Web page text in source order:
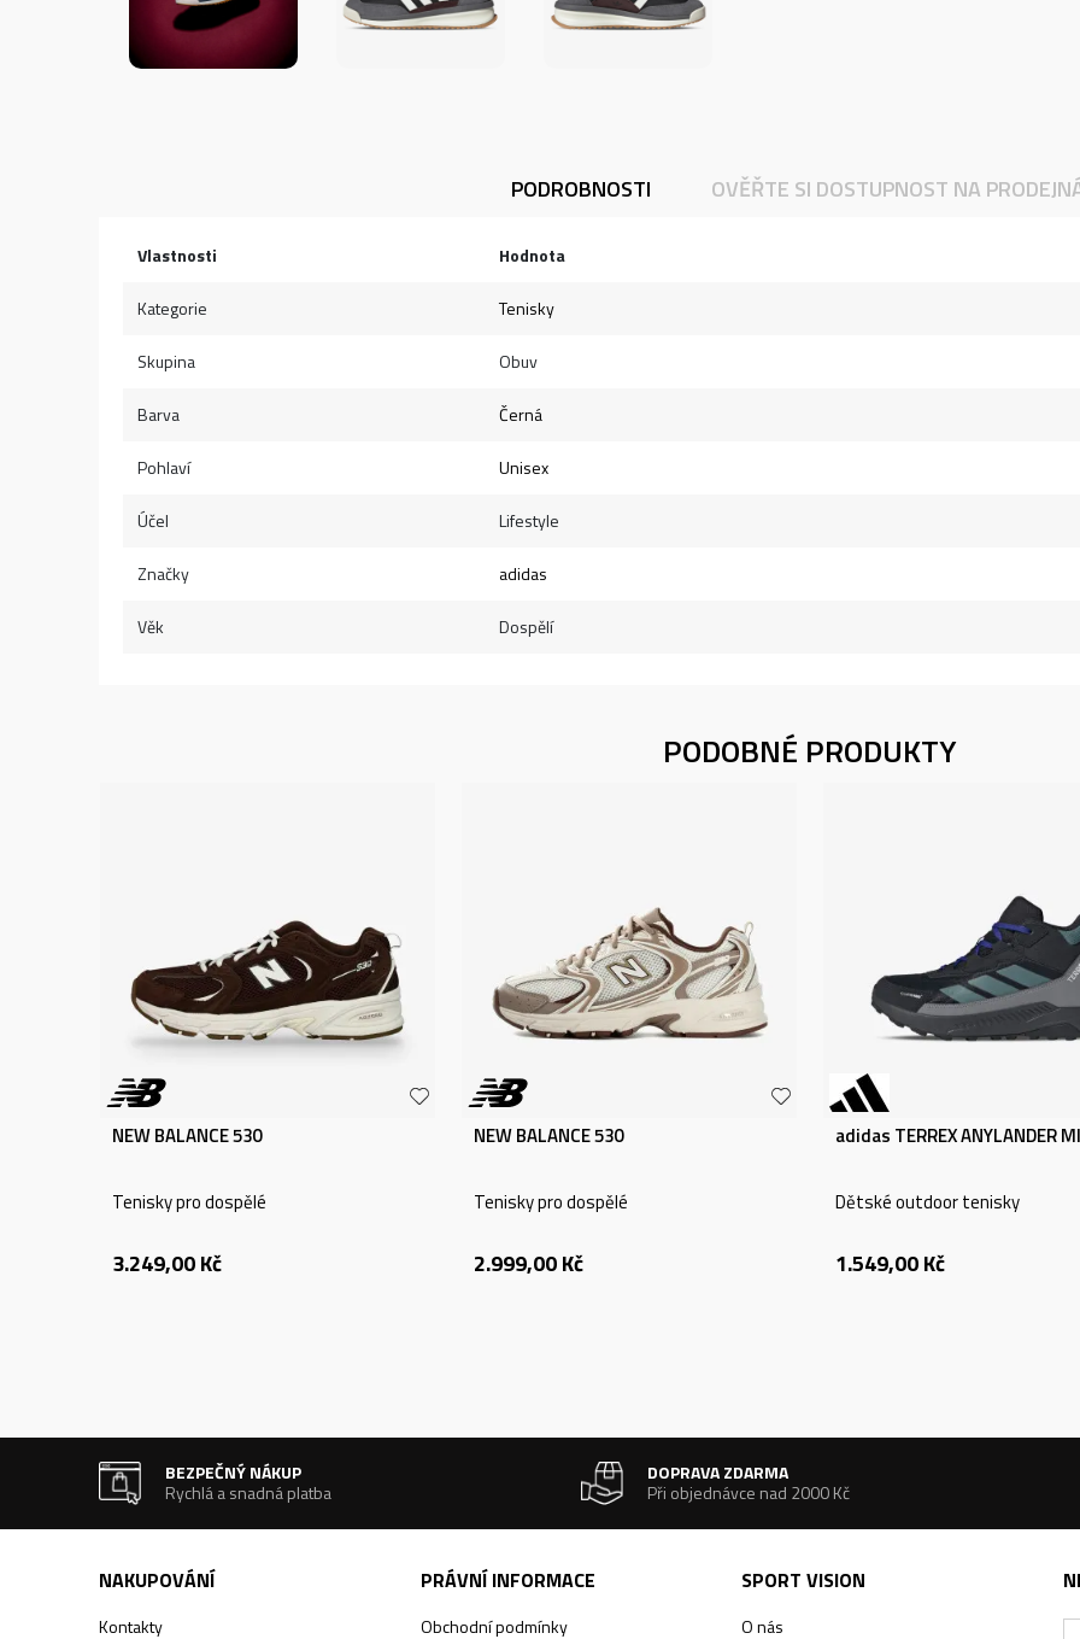
PODROBNOSTI OVĚŘTE SI DOSTUPNOST NA
Vlastnosti Hodnota
Kategorie Tenisky
Skupina Obuv
Barva Černá
Pohlaví Unisex
Účel Lifestyle
Značky adidas
Věk Dospělí
PODOBNÉ PRODUKTY
NEW BALANCE 530
Tenisky pro dospělé
3.249,00Kč
NEW BALANCE 530
Tenisky pro dospělé
2.999,00Kč
adidas TERREX ANYLANDER
Dětské outdoor tenisky
1.549,00Kč
BEZPEČNÝ NÁKUP
Rychlá a snadná platba
DOPRAVA ZDARMA
Při objednávce nad 2000 Kč
NAKUPOVÁNÍ
Kontakty
PRÁVNÍ INFORMACE
Obchodní podmínky
SPORT VISION
O nás